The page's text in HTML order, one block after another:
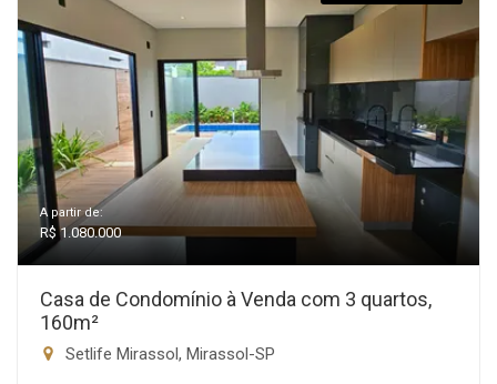
A partir de:
R$ 1.080.000
Casa de Condomínio à Venda com 3 quartos,
160m²
Setlife Mirassol, Mirassol-SP